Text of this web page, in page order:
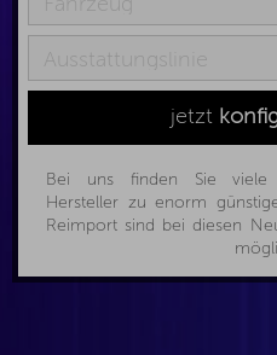
jetzt
Bei uns finden Sie viele
Hersteller zu enorm
Reimport sind bei diesen